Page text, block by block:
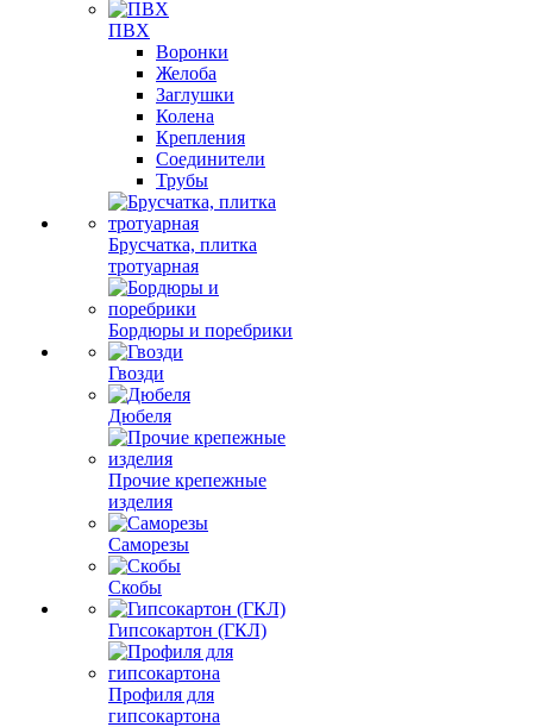
ПВХ
Воронки
Желоба
Заглушки
Колена
Крепления
Соединители
Трубы
Брусчатка, плитка
тротуарная
Бордюры и поребрики
Гвозди
Дюбеля
Прочие крепежные
изделия
Саморезы
Скобы
Гипсокартон (ГКЛ)
Профиля для
гипсокартона